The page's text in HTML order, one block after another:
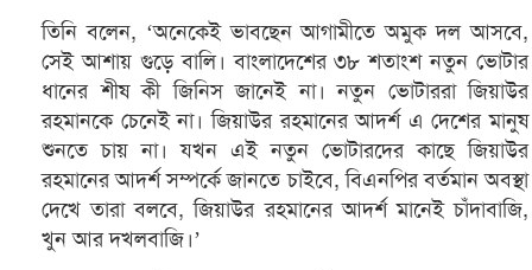
তিনি বলেন, ‘অনেকেই ভাবছেন আগামীতে অমুক দল আসবে,
সেই আশায় গুড়ে বালি। বাংলাদেশের ৩৮ শতাংশ নতুন ভোটার
ধানের শীষ কী জিনিস জানেই না। নতুন ভোটাররা জিয়াউর
রহমানকে চেনেই না। জিয়াউর রহমানের আদর্শ এ দেশের মানুষ
শুনতে চায় না। যখন এই নতুন ভোটারদের কাছে জিয়াউর
রহমানের আদর্শ সম্পর্কে জানতে চাইবে, বিএনপির বর্তমান অবস্থা
দেখে তারা বলবে, জিয়াউর রহমানের আদর্শ মানেই চাঁদাবাজি,
খুন আর দখলবাজি।’